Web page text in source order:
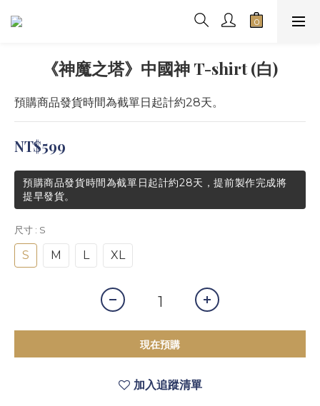
《神魔之塔》中國神 T-shirt (白)
預購商品發貨時間為截單日起計約28天。
NT$599
預購商品發貨時間為截單日起計約28天，提前製作完成將
提早發貨。
尺寸 : S
S M L XL
現在預購
加入追蹤清單